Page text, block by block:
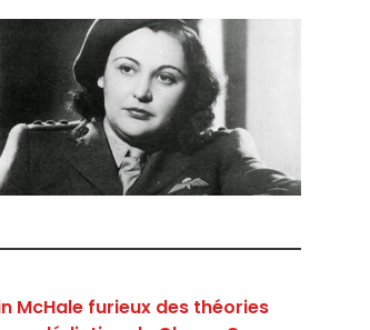
McHale furieux des théories